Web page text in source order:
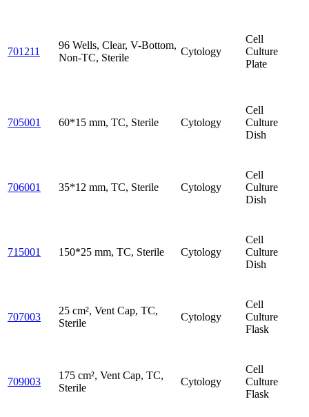
701211
96 Wells, Clear, V-Bottom,
Non-TC, Sterile
Cytology
Cell
Culture
Plate
705001 60*15 mm, TC, Sterile Cytology
Cell
Culture
Dish
706001 35*12 mm, TC, Sterile Cytology
Cell
Culture
Dish
715001 150*25 mm, TC, Sterile Cytology
Cell
Culture
Dish
707003
25 cm², Vent Cap, TC,
Sterile
Cytology
Cell
Culture
Flask
709003
175 cm², Vent Cap, TC,
Sterile
Cytology
Cell
Culture
Flask